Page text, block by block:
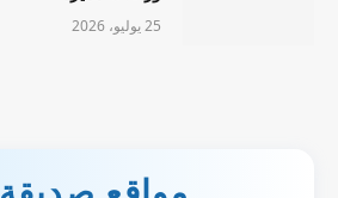
25 يوليو، 2026